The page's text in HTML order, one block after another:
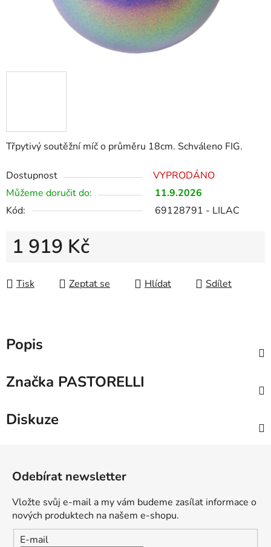
Třpytivý soutěžní míč o průměru 18cm. Schváleno FIG.
Dostupnost
VYPRODÁNO
Můžeme doručit do:
11.9.2026
Kód:
69128791 - LILAC
1 919 Kč
Tisk
Zeptat se Hlídat Sdílet
Popis
Značka PASTORELLI
Diskuze
Odebírat newsletter
Vložte svůj e-mail a my vám budeme zasílat informace o
nových produktech na našem e-shopu.
E-mail